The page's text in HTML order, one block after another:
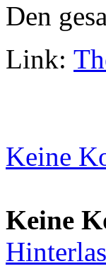
Den
Link:
Keine
Keine